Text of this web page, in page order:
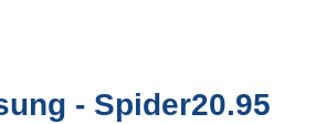
- Spider20.95